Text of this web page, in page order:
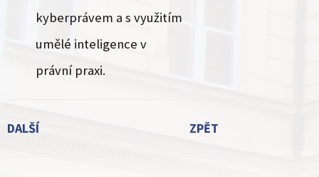
kyberprávem a s využitím
umělé inteligence v
právní praxi.
DALŠÍ ZPĚT